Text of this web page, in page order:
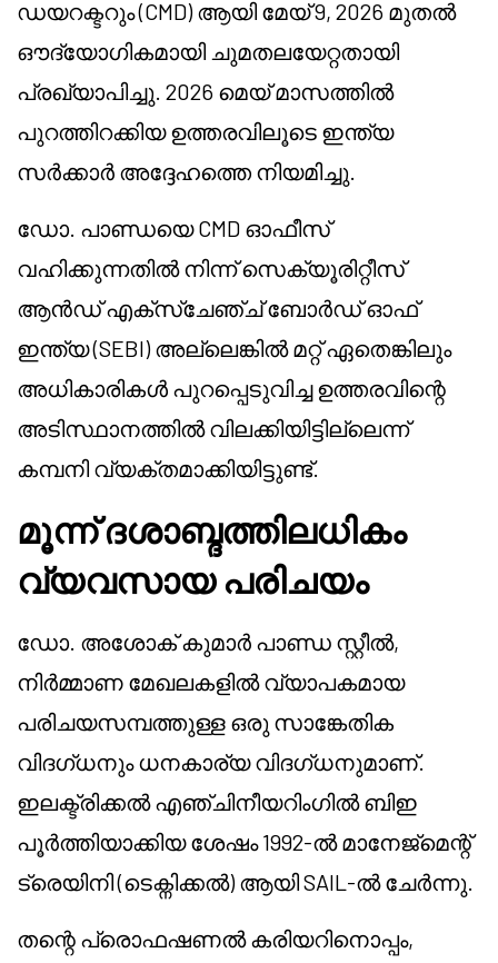
ഡയറക്ടറും (CMD) ആയി മേയ് 9, 2026 മുതൽ
ഔദ്യോഗികമായി ചുമതലയേറ്റതായി
പ്രഖ്യാപിച്ചു. 2026 മെയ് മാസത്തിൽ
പുറത്തിറക്കിയ ഉത്തരവിലൂടെ ഇന്ത്യ
സർക്കാർ അദ്ദേഹത്തെ നിയമിച്ചു.
ഡോ. പാണ്ഡയെ CMD ഓഫീസ്
വഹിക്കുന്നതിൽ നിന്ന് സെക്യൂരിറ്റീസ്
ആൻഡ് എക്സ്ചേഞ്ച് ബോർഡ് ഓഫ്
ഇന്ത്യ (SEBI) അല്ലെങ്കിൽ മറ്റ് ഏതെങ്കിലും
അധികാരികൾ പുറപ്പെടുവിച്ച ഉത്തരവിന്റെ
അടിസ്ഥാനത്തിൽ വിലക്കിയിട്ടില്ലെന്ന്
കമ്പനി വ്യക്തമാക്കിയിട്ടുണ്ട്.
മൂന്ന് ദശാബ്ദത്തിലധികം
വ്യവസായ പരിചയം
ഡോ. അശോക് കുമാർ പാണ്ഡ സ്റ്റീൽ,
നിർമ്മാണ മേഖലകളിൽ വ്യാപകമായ
പരിചയസമ്പത്തുള്ള ഒരു സാങ്കേതിക
വിദഗ്ധനും ധനകാര്യ വിദഗ്ധനുമാണ്.
ഇലക്ട്രിക്കൽ എഞ്ചിനീയറിംഗിൽ ബിഇ
പൂർത്തിയാക്കിയ ശേഷം 1992-ൽ മാനേജ്മെന്റ്
ട്രെയിനി (ടെക്നിക്കൽ) ആയി SAIL-ൽ ചേർന്നു.
തന്റെ പ്രൊഫഷണൽ കരിയറിനൊപ്പം,